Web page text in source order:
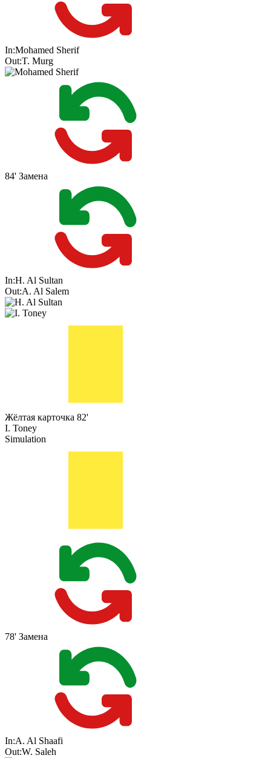
In:Mohamed Sherif
Out:T. Murg
84' Замена
In:H. Al Sultan
Out:A. Al Salem
Жёлтая карточка 82'
I. Toney
Simulation
78' Замена
In:A. Al Shaafi
Out:W. Saleh